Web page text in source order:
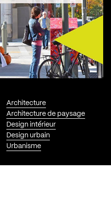
Architecture
Architecture de paysage
Design intérieur
Design urbain
Urbanisme